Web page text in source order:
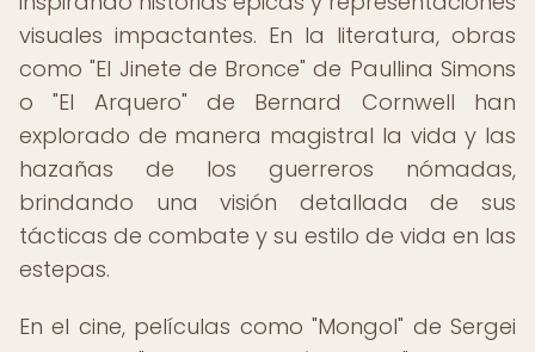
visuales impactantes. En la literatura, obras
como "El Jinete de Bronce" de Paullina Simons
o "El Arquero" de Bernard Cornwell han
explorado de manera magistral la vida y las
hazañas de los guerreros nómadas,
brindando una visión detallada de sus
tácticas de combate y su estilo de vida en las
estepas.
En el cine, películas como "Mongol" de Sergei